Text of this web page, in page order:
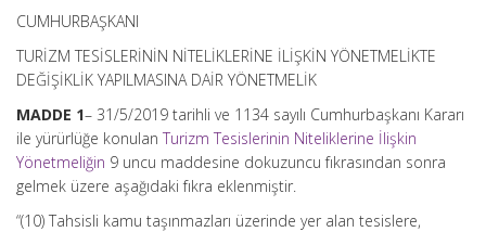
CUMHURBAŞKANI
TURİZM TESİSLERİNİN NİTELİKLERİNE İLİŞKİN YÖNETMELİKTE
DEĞİŞİKLİK YAPILMASINA DAİR YÖNETMELİK
MADDE 1– 31/5/2019 tarihli ve 1134 sayılı Cumhurbaşkanı Kararı
ile yürürlüğe konulan Turizm Tesislerinin Niteliklerine İlişkin
Yönetmeliğin 9 uncu maddesine dokuzuncu fıkrasından sonra
gelmek üzere aşağıdaki fıkra eklenmiştir.
“(10) Tahsisli kamu taşınmazları üzerinde yer alan tesislere,